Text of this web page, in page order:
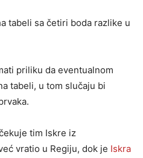
tabeli sa četiri boda razlike u
priliku da eventualnom
tabeli, u tom slučaju bi
tim Iskre iz
vratio u Regiju, dok je Iskra